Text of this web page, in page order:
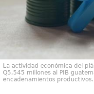
La actividad económica del
Q5,545 millones al PIB
encadenamientos